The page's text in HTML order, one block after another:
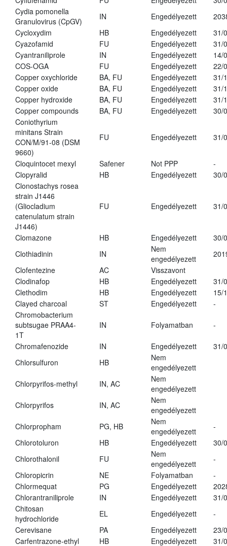
Cydia pomonella
Granulovirus (CpGV)
IN Engedélyezett
Cycloxydim
HB Engedélyezett
31/
Cyazofamid
FU Engedélyezett
31/
Cyantraniliprole
IN Engedélyezett
14/
COS-OGA
FU Engedélyezett
22/
Copper oxychloride
BA, FU Engedélyezett
31/
Copper oxide
BA, FU Engedélyezett
31/
Copper hydroxide
BA, FU Engedélyezett
31/
Copper compounds
BA, FU Engedélyezett
30/
Coniothyrium
minitans Strain
CON/M/91-08 (DSM
9660)
FU Engedélyezett 31/
Cloquintocet mexyl Safener Not PPP
-
Clopyralid
HB Engedélyezett
30/
Clonostachys rosea
strain J1446
(Gliocladium
catenulatum strain
J1446)
FU Engedélyezett 31/
Clomazone HB Engedélyezett
30/
Clothiadinin
IN
Nem
engedélyezett
Clofentezine
AC
Visszavont
Clodinafop
HB Engedélyezett
31/
Clethodim
HB Engedélyezett
15/
Clayed charcoal
ST Engedélyezett
-
Chromobacterium
subtsugae PRAA4-
1T
IN Folyamatban -
Chromafenozide IN Engedélyezett
31/
Chlorsulfuron
HB
Nem
engedélyezett
Chlorpyrifos-methyl
IN, AC
Nem
engedélyezett
Chlorpyrifos
IN, AC
Nem
engedélyezett
Chlorpropham
PG, HB
Nem
engedélyezett
-
Chlorotoluron
HB Engedélyezett
30/
Chlorothalonil
FU
Nem
engedélyezett
-
Chloropicrin
NE Folyamatban
-
Chlormequat
PG Engedélyezett
Chlorantraniliprole
IN Engedélyezett
31/
Chitosan
hydrochloride
EL Engedélyezett
-
Cerevisane
PA Engedélyezett
23/
Carfentrazone-ethyl
HB Engedélyezett
31/